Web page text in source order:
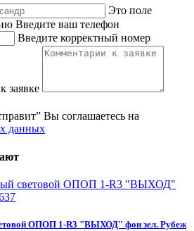
Это поле
Введите ваш телефон
Введите корректный номер
заявке
Вы соглашаетесь на
данных
ОПОП 1-R3 "ВЫХОД" фон зел. Рубеж